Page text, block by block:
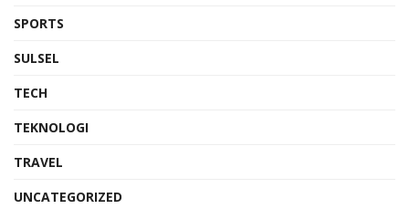
SPORTS
SULSEL
TECH
TEKNOLOGI
TRAVEL
UNCATEGORIZED